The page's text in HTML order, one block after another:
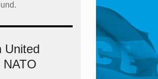
United